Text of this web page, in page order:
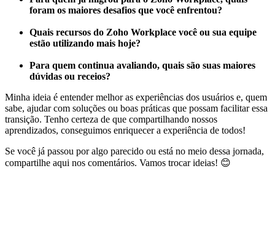
foram os maiores desafios que você enfrentou?
Quais recursos do Zoho Workplace você ou sua equipe
estão utilizando mais hoje?
Para quem continua avaliando, quais são suas maiores
dúvidas ou receios?
Minha ideia é entender melhor as experiências dos usuários e, quem
sabe, ajudar com soluções ou boas práticas que possam facilitar essa
transição. Tenho certeza de que compartilhando nossos
aprendizados, conseguimos enriquecer a experiência de todos!
Se você já passou por algo parecido ou está no meio dessa jornada,
compartilhe aqui nos comentários. Vamos trocar ideias! 😊